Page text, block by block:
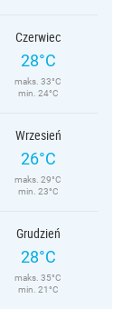
Czerwiec
28°C
maks. 33°C
min. 24°C
Wrzesień
26°C
maks. 29°C
min. 23°C
Grudzień
28°C
maks. 35°C
min. 21°C